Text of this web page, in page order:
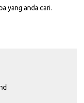
yang anda cari.